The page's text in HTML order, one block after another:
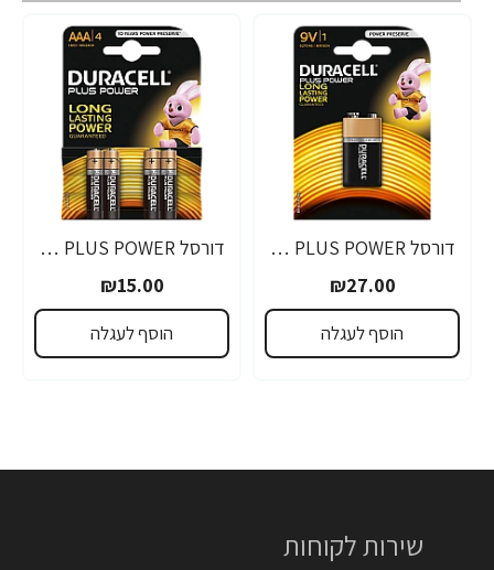
דורסל PLUS POWER סוללות 9V אריזת 1 יחידות - מבית Duracell
₪27.00
הוסף לעגלה
דורסל PLUS POWER סוללות AAA אריזת 4 יחידות - מבית Duracell
₪15.00
הוסף לעגלה
שירות לקוחות